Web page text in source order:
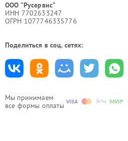
Мы принимаем
все формы оплаты
ООО "Русервис"
ИНН 7702633247
ОГРН 1077746335776
Поделиться в соц. сетях: